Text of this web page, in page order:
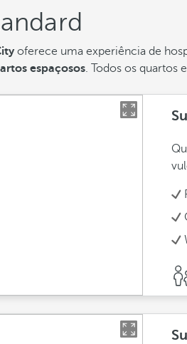
oferece uma experiência de
espaçosos. Todos os quartos